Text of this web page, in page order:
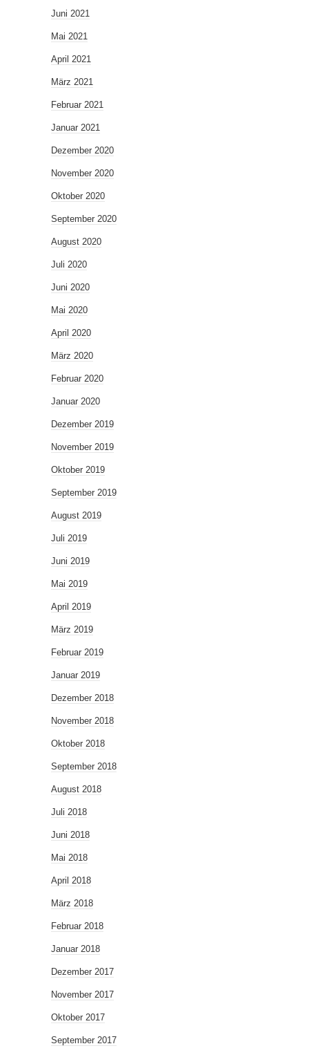
Juni 2021
Mai 2021
April 2021
März 2021
Februar 2021
Januar 2021
Dezember 2020
November 2020
Oktober 2020
September 2020
August 2020
Juli 2020
Juni 2020
Mai 2020
April 2020
März 2020
Februar 2020
Januar 2020
Dezember 2019
November 2019
Oktober 2019
September 2019
August 2019
Juli 2019
Juni 2019
Mai 2019
April 2019
März 2019
Februar 2019
Januar 2019
Dezember 2018
November 2018
Oktober 2018
September 2018
August 2018
Juli 2018
Juni 2018
Mai 2018
April 2018
März 2018
Februar 2018
Januar 2018
Dezember 2017
November 2017
Oktober 2017
September 2017